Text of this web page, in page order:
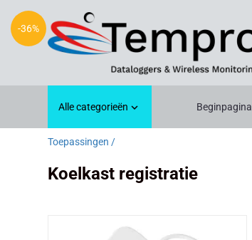
Alle categorieën  Beginpagina
Toepassingen /
Koelkast registratie
-36%